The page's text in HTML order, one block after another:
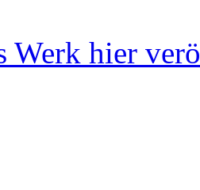
Werk hier